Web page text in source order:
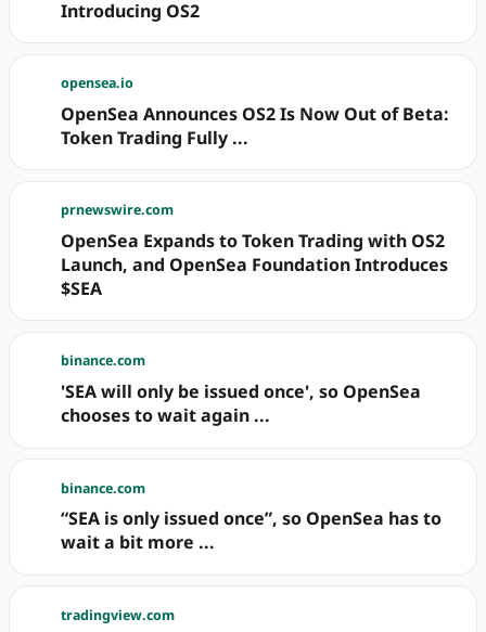
Introducing OS2
opensea.io
OpenSea Announces OS2 Is Now Out of Beta:
Token Trading Fully ...
prnewswire.com
OpenSea Expands to Token Trading with OS2
Launch, and OpenSea Foundation Introduces
$SEA
binance.com
'SEA will only be issued once', so OpenSea
chooses to wait again ...
binance.com
“SEA is only issued once”, so OpenSea has to
wait a bit more ...
tradingview.com